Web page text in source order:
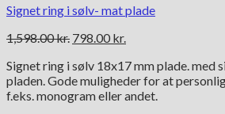
Signet ring i sølv- mat plade
1,598.00kr. Den
pris
var:
1,598.00 kr..
798.00 kr.
pris
er:
798.00 kr..
Signet ring i sølv 18x17 mm plade. med
pladen. Gode muligheder for at
f.eks. monogram eller andet.